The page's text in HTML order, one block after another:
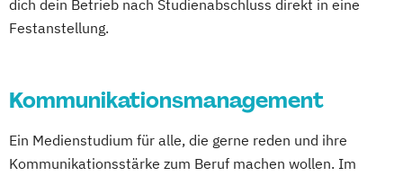
dich dein Betrieb nach Studienabschluss direkt in eine
Festanstellung.
Kommunikationsmanagement
Ein Medienstudium für alle, die gerne reden und ihre
Kommunikationsstärke zum Beruf machen wollen. Im